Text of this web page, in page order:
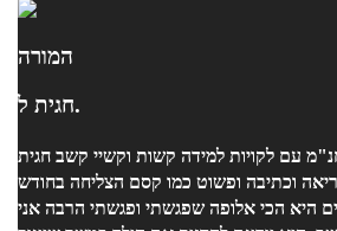
המורה
חגית ל.
עם לקויות למידה קשות וקשיי קשב חגית
וכתיבה ופשוט כמו קסם הצליחה בחודש
היא הכי אלופה שפגשתי ופגשתי הרבה אני